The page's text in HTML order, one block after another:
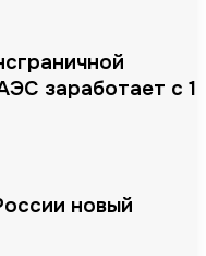
заработает с 1
новый